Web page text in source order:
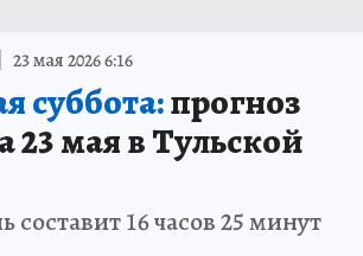
23 мая 2026 6:16
суббота:прогноз
23 мая в Тульской
составит 16 часов 25 минут